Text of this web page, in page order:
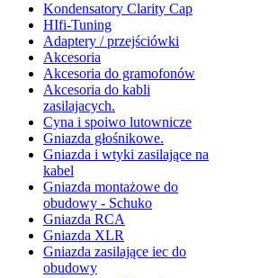
Kondensatory Clarity Cap
HIfi-Tuning
Adaptery / przejściówki
Akcesoria
Akcesoria do gramofonów
Akcesoria do kabli
zasilajacych.
Cyna i spoiwo lutownicze
Gniazda głośnikowe.
Gniazda i wtyki zasilające na
kabel
Gniazda montażowe do
obudowy - Schuko
Gniazda RCA
Gniazda XLR
Gniazda zasilające iec do
obudowy